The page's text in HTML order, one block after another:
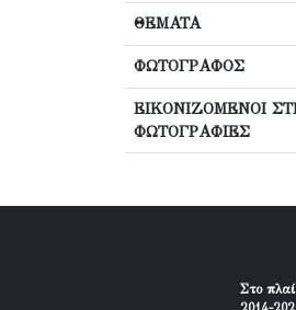
ΘΕΜΑΤΑ
ΦΩΤΟΓΡΑΦΟΣ
ΕΙΚΟΝΙΖΟΜΕΝΟΙ
ΦΩΤΟΓΡΑΦΙΕΣ
Στο